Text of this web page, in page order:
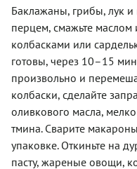
Баклажаны, грибы, лук
перцем, смажьте маслом
колбасками или
готовы, через 10–15
произвольно и
колбаски, сделайте
оливкового масла,
тмина. Сварите
упаковке. Откиньте на
пасту, жареные овощи,